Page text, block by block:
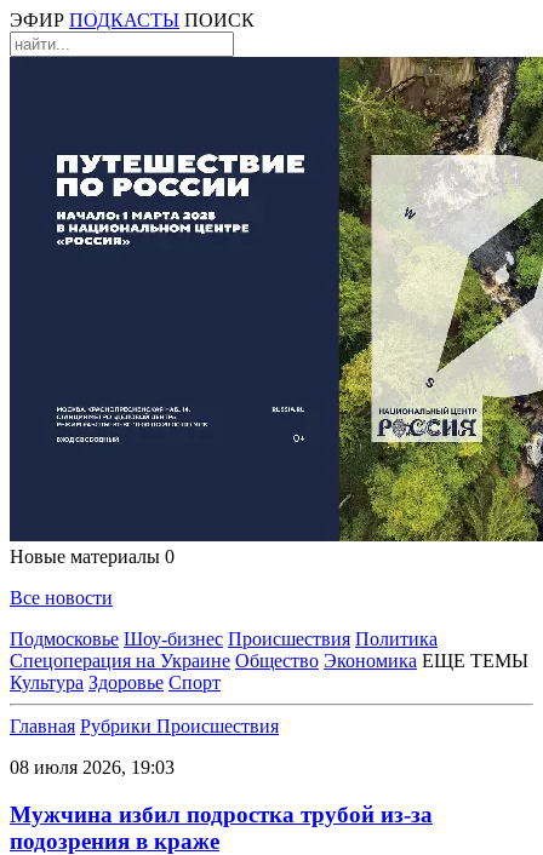
ЭФИР ПОДКАСТЫ ПОИСК
Новые материалы 0
Все новости
Подмосковье Шоу-бизнес Происшествия Политика
Спецоперация на Украине Общество Экономика ЕЩЕ ТЕМЫ
Культура Здоровье Спорт
Главная Рубрики Происшествия
08 июля 2026, 19:03
Мужчина избил подростка трубой из-за
подозрения в краже